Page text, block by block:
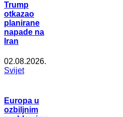
Trump
otkazao
planirane
napade na
Iran
02.08.2026.
Svijet
Europa u
ozbiljnim